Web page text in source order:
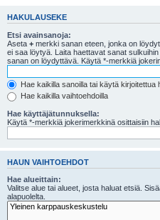
HAKULAUSEKE
Etsi avainsanoja:
Aseta + merkki sanan eteen, jonka on
ei saa löytyä. Laita haettavat sanat
sanan on löydyttävä. Käytä *-merkkiä
Hae kaikilla sanoilla tai käytä kirjoitettua
Hae kaikilla vaihtoehdoilla
Hae käyttäjätunnuksella:
Käytä *-merkkiä jokerimerkkinä osittaisiin
HAUN VAIHTOEHDOT
Hae alueittain:
Valitse alue tai alueet, josta haluat etsiä.
alapuolelta.